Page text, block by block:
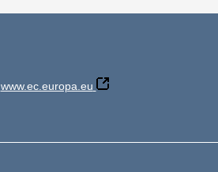
www.ec.europa.eu